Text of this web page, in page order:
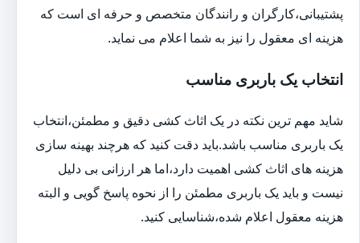
پشتیبانی،کارگران و رانندگان متخصص و حرفه ای است که
هزینه ای معقول را نیز به شما اعلام می نماید.
انتخاب یک باربری مناسب
شاید مهم ترین نکته در یک اثاث کشی دقیق و مطمئن،انتخاب
یک باربری مناسب باشد.باید دقت کنید که هرچند بهینه سازی
هزینه های اثاث کشی اهمیت دارد،اما هر ارزانی بی دلیل
نیست و باید یک باربری مطمئن را از نحوه پاسخ گویی و البته
هزینه معقول اعلام شده،شناسایی کنید.